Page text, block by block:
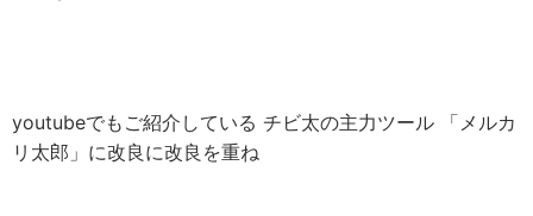
youtubeでもご紹介している チビ太の主力ツール 「メルカ
リ太郎」に改良に改良を重ね